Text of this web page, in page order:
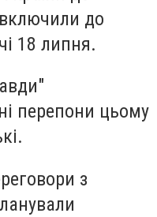
включили до
18 липня.
перепони цьому
з